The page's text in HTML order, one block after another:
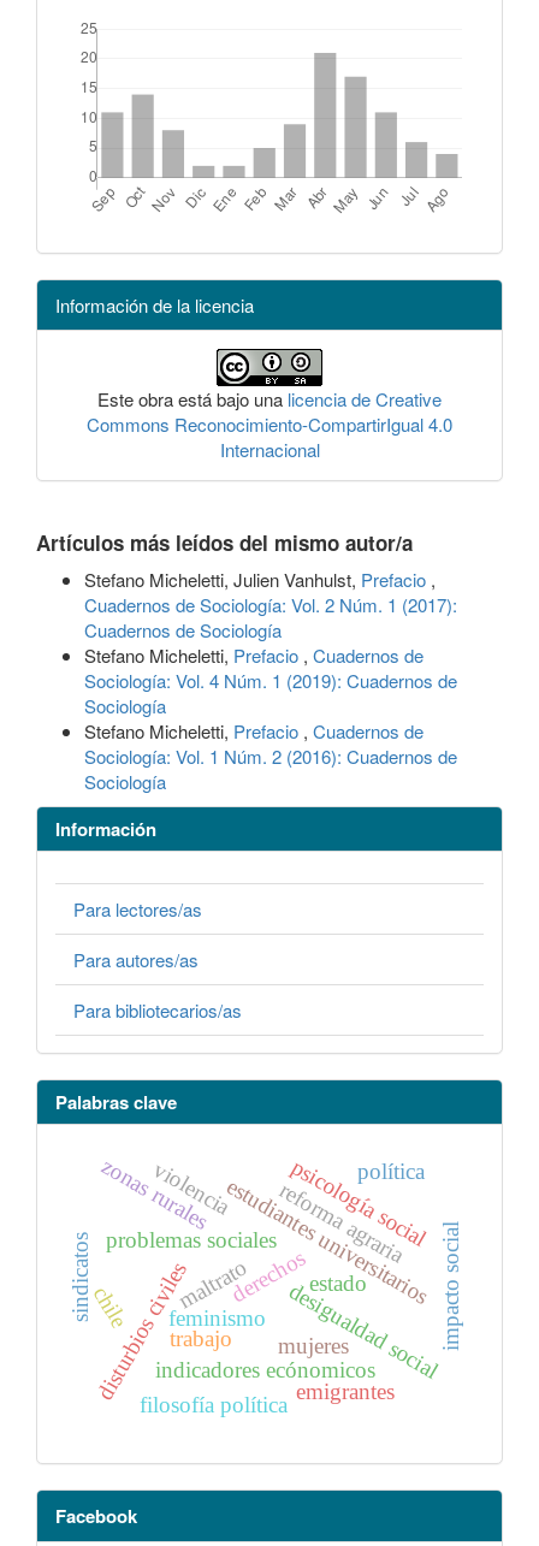
Información de la licencia
Este obra está bajo una licencia de Creative
Commons Reconocimiento-CompartirIgual 4.0
Internacional
Artículos más leídos del mismo autor/a
Stefano Micheletti, Julien Vanhulst, Prefacio ,
Cuadernos de Sociología: Vol. 2 Núm. 1 (2017):
Cuadernos de Sociología
Stefano Micheletti, Prefacio , Cuadernos de
Sociología: Vol. 4 Núm. 1 (2019): Cuadernos de
Sociología
Stefano Micheletti, Prefacio , Cuadernos de
Sociología: Vol. 1 Núm. 2 (2016): Cuadernos de
Sociología
Información
Para lectores/as
Para autores/as
Para bibliotecarios/as
Palabras clave
mujeres
trabajo
derechos
desigualdad social
feminismo
estudiantes universitarios
problemas sociales
disturbios civilesindicadores ecónomicos
impacto social
reforma agraria
zonas rurales
chile
psicología social
sindicatos
emigrantes
política
filosofía política
estado
maltrato
violencia
Facebook